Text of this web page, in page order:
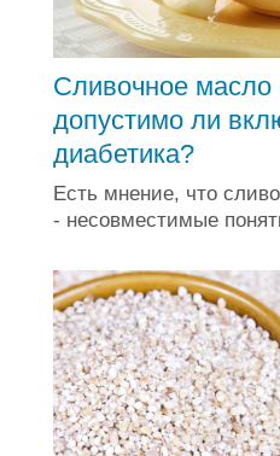
Сливочное
допустимо ли
диабетика?
Есть мнение, что
- несовместимые